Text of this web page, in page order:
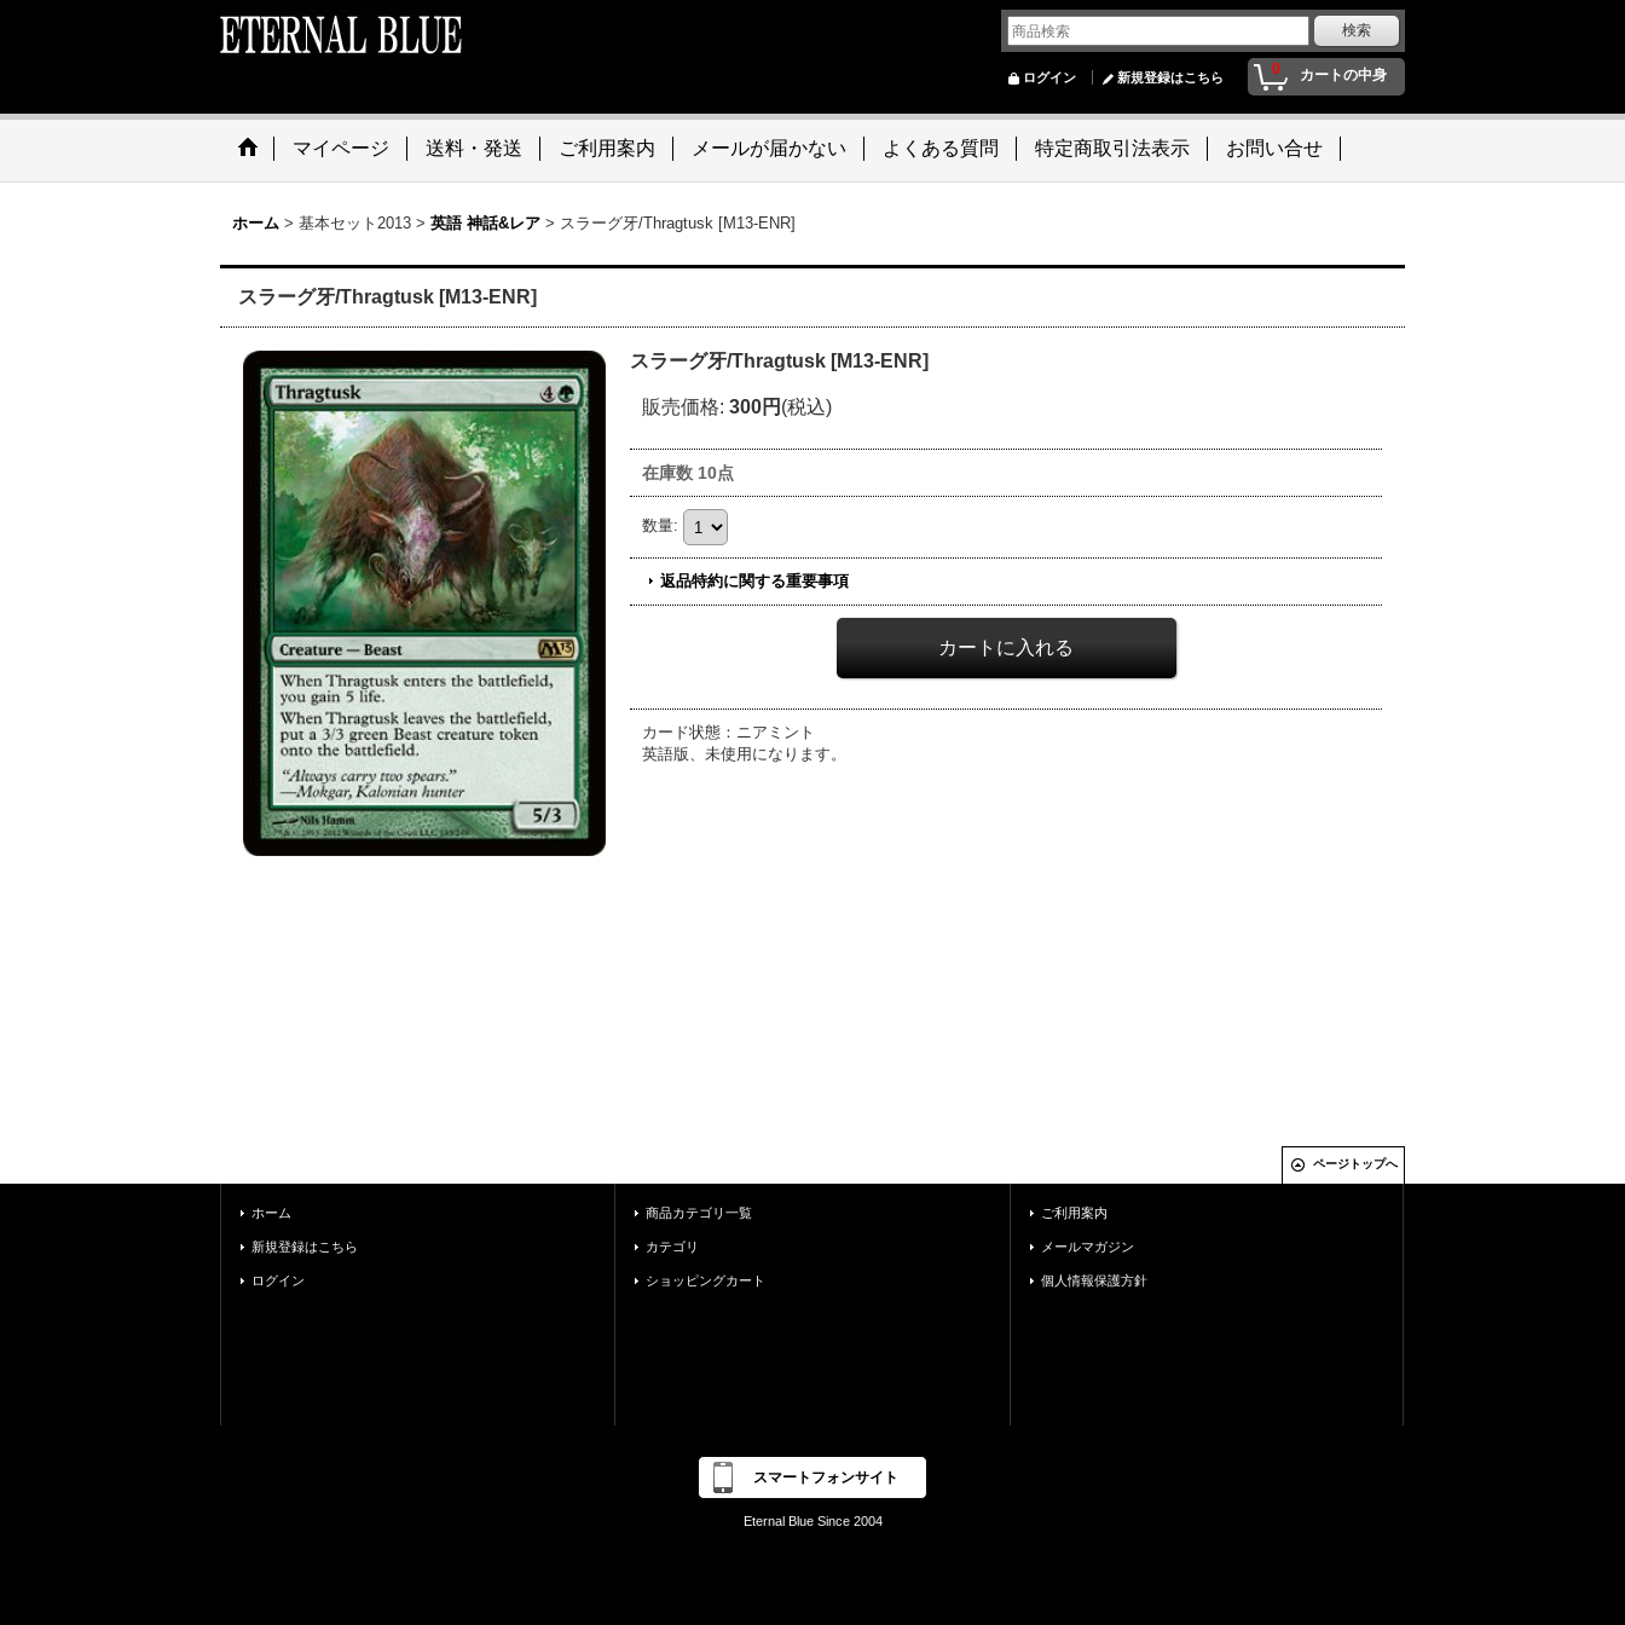
0 カートの中身
ログイン 新規登録はこちら
マイページ 送料・発送 ご利用案内 メールが届かない よくある質問 特定商取引法表示 お問い合せ
ホーム > 基本セット2013 > 英語 神話&レア > スラーグ牙/Thragtusk [M13-ENR]
スラーグ牙/Thragtusk [M13-ENR]
スラーグ牙/Thragtusk [M13-ENR]
販売価格: 300円 (税込)
在庫数 10点
数量:
返品特約に関する重要事項
カード状態：ニアミント
英語版、未使用になります。
ページトップへ
ホーム
新規登録はこちら
ログイン
商品カテゴリ一覧
カテゴリ
ショッピングカート
ご利用案内
メールマガジン
個人情報保護方針
スマートフォンサイト
Eternal Blue Since 2004